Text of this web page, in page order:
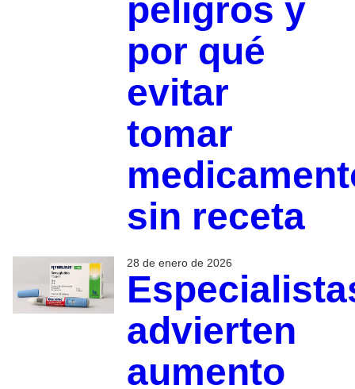
peligros y
por qué
evitar
tomar
sin receta
28 de enero de 2026
advierten
aumento